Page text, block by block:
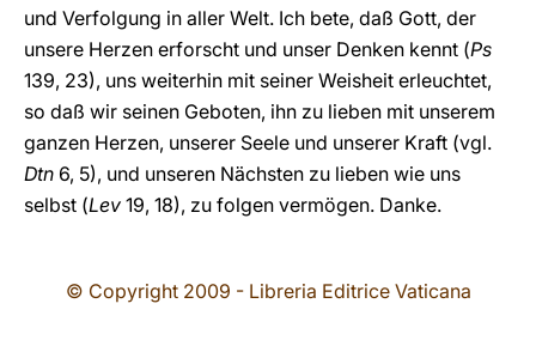
und Verfolgung in aller Welt. Ich bete, daß Gott, der
unsere Herzen erforscht und unser Denken kennt (Ps
139, 23), uns weiterhin mit seiner Weisheit erleuchtet,
so daß wir seinen Geboten, ihn zu lieben mit unserem
ganzen Herzen, unserer Seele und unserer Kraft (vgl.
Dtn 6, 5), und unseren Nächsten zu lieben wie uns
selbst (Lev 19, 18), zu folgen vermögen. Danke.
© Copyright 2009 - Libreria Editrice Vaticana